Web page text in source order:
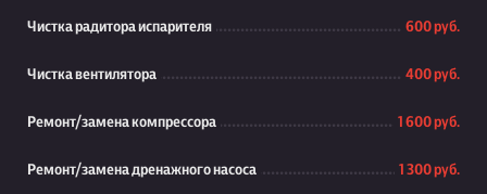
Чистка радитора испарителя 600 руб.
Чистка вентилятора 400 руб.
Ремонт/замена компрессора 1 600 руб.
Ремонт/замена дренажного насоса 1 300 руб.